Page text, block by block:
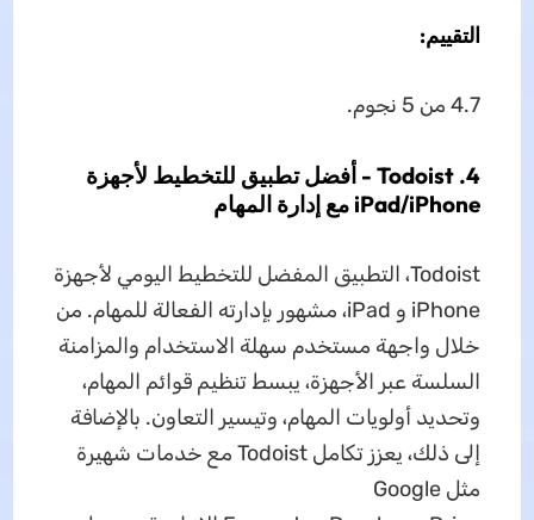
التقييم:
4.7 من 5 نجوم.
4. Todoist - أفضل تطبيق للتخطيط لأجهزة
iPad/iPhone مع إدارة المهام
Todoist، التطبيق المفضل للتخطيط اليومي لأجهزة
iPhone و iPad، مشهور بإدارته الفعالة للمهام. من
خلال واجهة مستخدم سهلة الاستخدام والمزامنة
السلسة عبر الأجهزة، يبسط تنظيم قوائم المهام،
وتحديد أولويات المهام، وتيسير التعاون. بالإضافة
إلى ذلك، يعزز تكامل Todoist مع خدمات شهيرة
مثل Google